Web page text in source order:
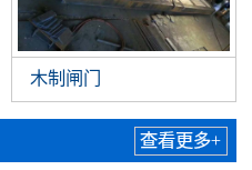
木制闸门
查看更多+